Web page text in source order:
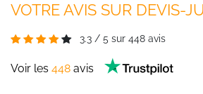
VOTRE AVIS SUR DEVIS-
3.3 / 5 sur 448 avis
Voir les 448 avis